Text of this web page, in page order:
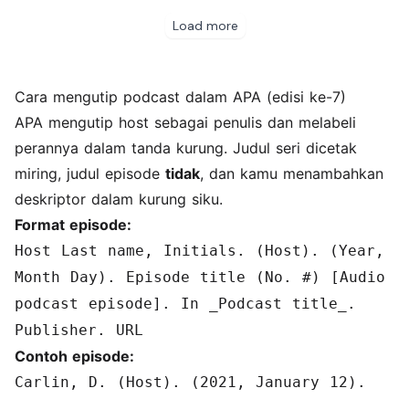
Cara mengutip podcast dalam APA (edisi ke-7)
APA mengutip host sebagai penulis dan melabeli
perannya dalam tanda kurung. Judul seri dicetak
miring, judul episode tidak, dan kamu menambahkan
deskriptor dalam kurung siku.
Format episode:
Host Last name, Initials. (Host). (Year,
Month Day). Episode title (No. #) [Audio
podcast episode]. In _Podcast title_.
Publisher. URL
Contoh episode:
Carlin, D. (Host). (2021, January 12).